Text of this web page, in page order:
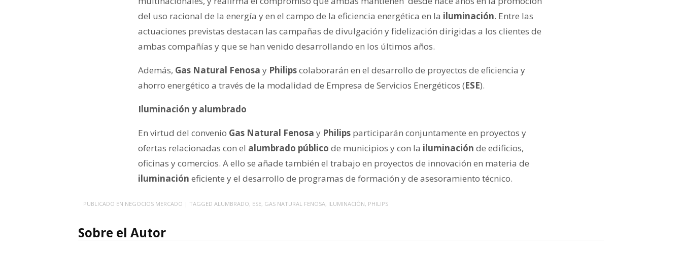
del uso racional de la energía y en el campo de la eficiencia energética en la iluminación. Entre las
actuaciones previstas destacan las campañas de divulgación y fidelización dirigidas a los clientes de
ambas compañías y que se han venido desarrollando en los últimos años.
Además, Gas Natural Fenosa y Philipscolaborarán en el desarrollo de proyectos de eficiencia y
ahorro energético a través de la modalidad de Empresa de Servicios Energéticos (ESE).
Iluminación y alumbrado
En virtud del convenio Gas Natural Fenosa y Philips participarán conjuntamente en proyectos y
ofertas relacionadas con el alumbrado público de municipios y con la iluminación de edificios,
oficinas y comercios. A ello se añade también el trabajo en proyectos de innovación en materia de
iluminación eficiente y el desarrollo de programas de formación y de asesoramiento técnico.
PUBLICADO EN NEGOCIOS MERCADO | TAGGED ALUMBRADO, ESE, GAS NATURAL FENOSA, ILUMINACIÓN, PHILIPS
Sobre el Autor